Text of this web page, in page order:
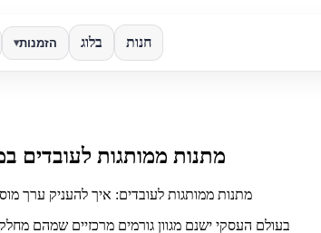
חנות בלוג הזמנות▾
חפש
מתנות ממותגות לעובדים
מתנות ממותגות לעובדים: איך להעניק ערך
בעולם העסקי ישנם מגוון גורמים מרכזיים שמהם